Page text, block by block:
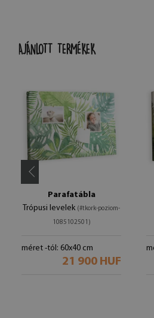
AJÁNLOTT TERMÉKEK
Parafatábla
Trópusi levelek (#tkork-poziom-
1085102501)
méret -tól: 60x40 cm
21 900 HUF